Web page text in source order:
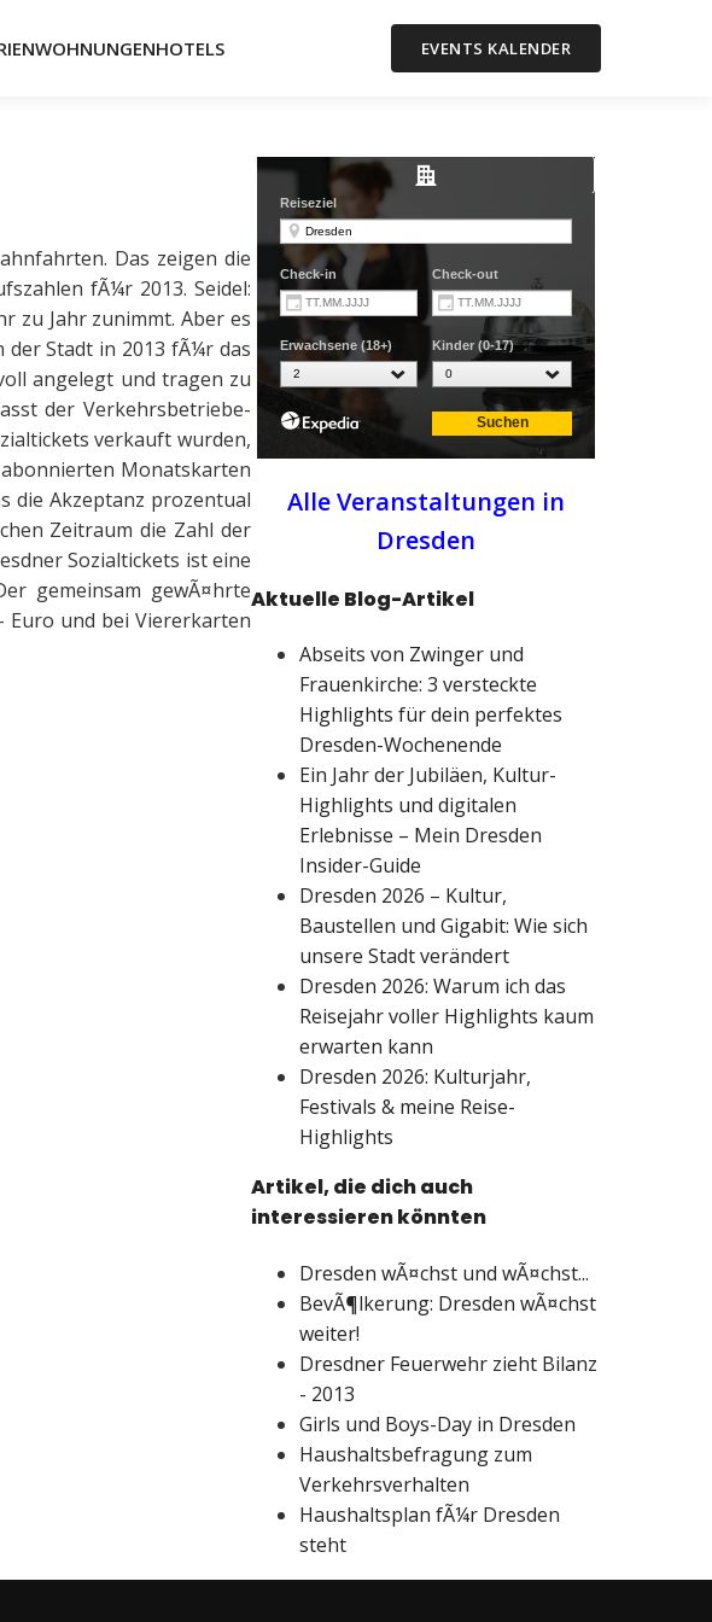
HOTELS EVENTS KALENDER
Das zeigen die
fÃ¼r 2013. Seidel:
zu Jahr zunimmt. Aber es
Stadt in 2013 fÃ¼r das
angelegt und tragen zu
der Verkehrsbetriebe-
verkauft wurden,
Monatskarten
die Akzeptanz prozentual
Zeitraum die Zahl der
Sozialtickets ist eine
gemeinsam gewÃ¤hrte
Euro und bei Viererkarten
Alle Veranstaltungen in
Dresden
Aktuelle Blog-Artikel
Abseits von Zwinger und
Frauenkirche: 3 versteckte
Highlights für dein perfektes
Dresden-Wochenende
Ein Jahr der Jubiläen, Kultur-
Highlights und digitalen
Erlebnisse – Mein Dresden
Insider-Guide
Dresden 2026 – Kultur,
Baustellen und Gigabit: Wie sich
unsere Stadt verändert
Dresden 2026: Warum ich das
Reisejahr voller Highlights kaum
erwarten kann
Dresden 2026: Kulturjahr,
Festivals & meine Reise-
Highlights
Artikel, die dich auch
interessieren könnten
Dresden wÃ¤chst und wÃ¤chst...
BevÃ¶lkerung: Dresden wÃ¤chst
weiter!
Dresdner Feuerwehr zieht Bilanz
- 2013
Girls und Boys-Day in Dresden
Haushaltsbefragung zum
Verkehrsverhalten
Haushaltsplan fÃ¼r Dresden
steht